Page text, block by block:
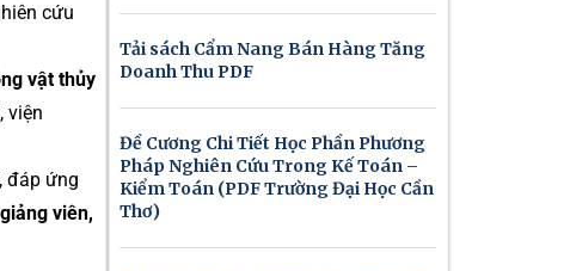
cứu
vật thủy
viện
, đáp ứng
giảng viên,
Tải sách Cẩm Nang Bán Hàng Tăng
Doanh Thu PDF
Đề Cương Chi Tiết Học Phần Phương
Pháp Nghiên Cứu Trong Kế Toán –
Kiểm Toán (PDF Trường Đại Học Cần
Thơ)